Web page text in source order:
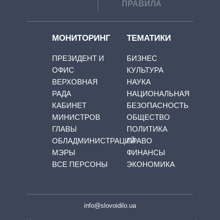
ПРАВИЛА
МОНИТОРИНГ
ПРЕЗИДЕНТ И
ОФИС
ВЕРХОВНАЯ
РАДА
КАБИНЕТ
МИНИСТРОВ
ГЛАВЫ
ОБЛАДМИНИСТРАЦИЙ
МЭРЫ
ВСЕ ПЕРСОНЫ
ТЕМАТИКИ
БИЗНЕС
КУЛЬТУРА
НАУКА
НАЦИОНАЛЬНАЯ
БЕЗОПАСНОСТЬ
ОБЩЕСТВО
ПОЛИТИКА
ПРАВО
ФИНАНСЫ
ЭКОНОМИКА
info@slovoidilo.ua